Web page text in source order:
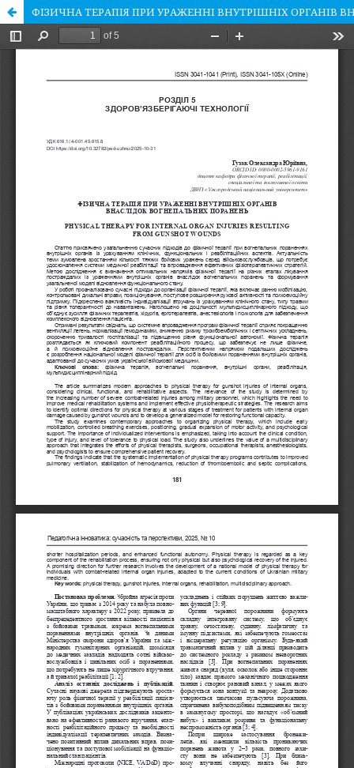
ФІЗИЧНА ТЕРАПІЯ ПРИ УРАЖЕННІ ВНУТРІШНІХ ОРГАНІВ